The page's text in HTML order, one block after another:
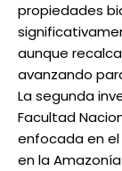
propiedades
aunque
avanzando
La segunda
Facultad
enfocada en
en la